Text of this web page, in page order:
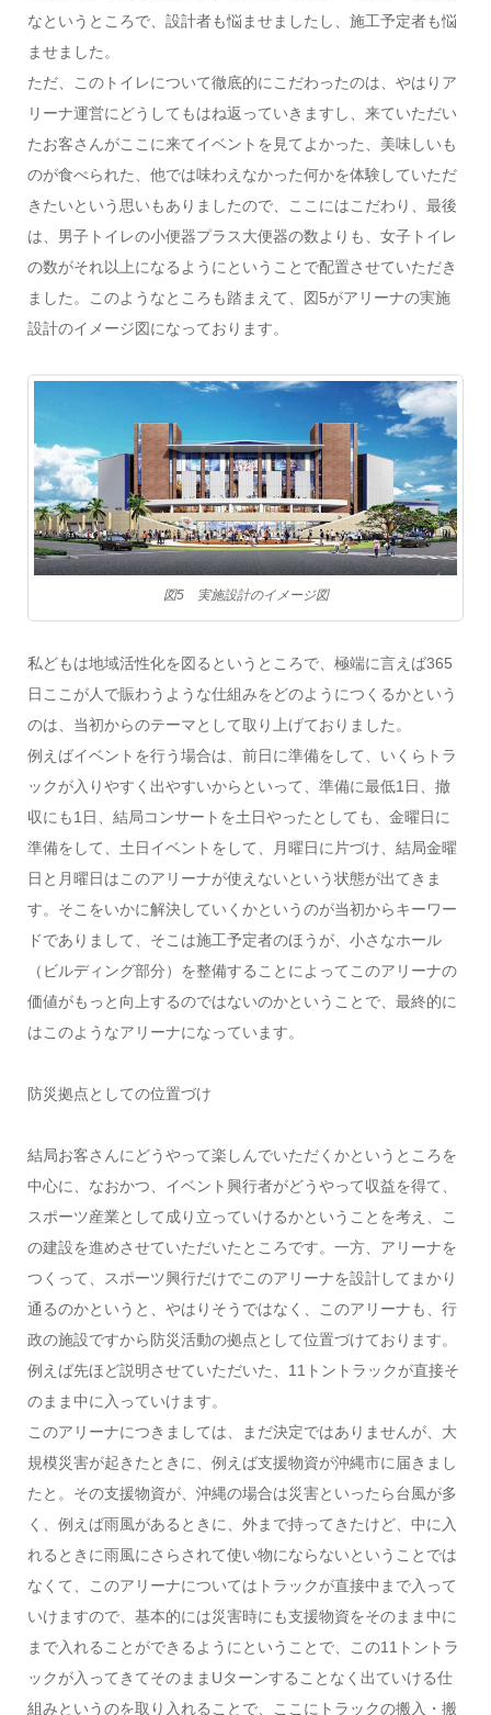
なというところで、設計者も悩ませましたし、施工予定者も悩
ませました。
ただ、このトイレについて徹底的にこだわったのは、やはりア
リーナ運営にどうしてもはね返っていきますし、来ていただい
たお客さんがここに来てイベントを見てよかった、美味しいも
のが食べられた、他では味わえなかった何かを体験していただ
きたいという思いもありましたので、ここにはこだわり、最後
は、男子トイレの小便器プラス大便器の数よりも、女子トイレ
の数がそれ以上になるようにということで配置させていただき
ました。このようなところも踏まえて、図5がアリーナの実施
設計のイメージ図になっております。
図5 実施設計のイメージ図
私どもは地域活性化を図るというところで、極端に言えば365
日ここが人で賑わうような仕組みをどのようにつくるかという
のは、当初からのテーマとして取り上げておりました。
例えばイベントを行う場合は、前日に準備をして、いくらトラ
ックが入りやすく出やすいからといって、準備に最低1日、撤
収にも1日、結局コンサートを土日やったとしても、金曜日に
準備をして、土日イベントをして、月曜日に片づけ、結局金曜
日と月曜日はこのアリーナが使えないという状態が出てきま
す。そこをいかに解決していくかというのが当初からキーワー
ドでありまして、そこは施工予定者のほうが、小さなホール
（ビルディング部分）を整備することによってこのアリーナの
価値がもっと向上するのではないのかということで、最終的に
はこのようなアリーナになっています。
防災拠点としての位置づけ
結局お客さんにどうやって楽しんでいただくかというところを
中心に、なおかつ、イベント興行者がどうやって収益を得て、
スポーツ産業として成り立っていけるかということを考え、こ
の建設を進めさせていただいたところです。一方、アリーナを
つくって、スポーツ興行だけでこのアリーナを設計してまかり
通るのかというと、やはりそうではなく、このアリーナも、行
政の施設ですから防災活動の拠点として位置づけております。
例えば先ほど説明させていただいた、11トントラックが直接そ
のまま中に入っていけます。
このアリーナにつきましては、まだ決定ではありませんが、大
規模災害が起きたときに、例えば支援物資が沖縄市に届きまし
たと。その支援物資が、沖縄の場合は災害といったら台風が多
く、例えば雨風があるときに、外まで持ってきたけど、中に入
れるときに雨風にさらされて使い物にならないということでは
なくて、このアリーナについてはトラックが直接中まで入って
いけますので、基本的には災害時にも支援物資をそのまま中に
まで入れることができるようにということで、この11トントラ
ックが入ってきてそのままUターンすることなく出ていける仕
組みというのを取り入れることで、ここにトラックの搬入・搬